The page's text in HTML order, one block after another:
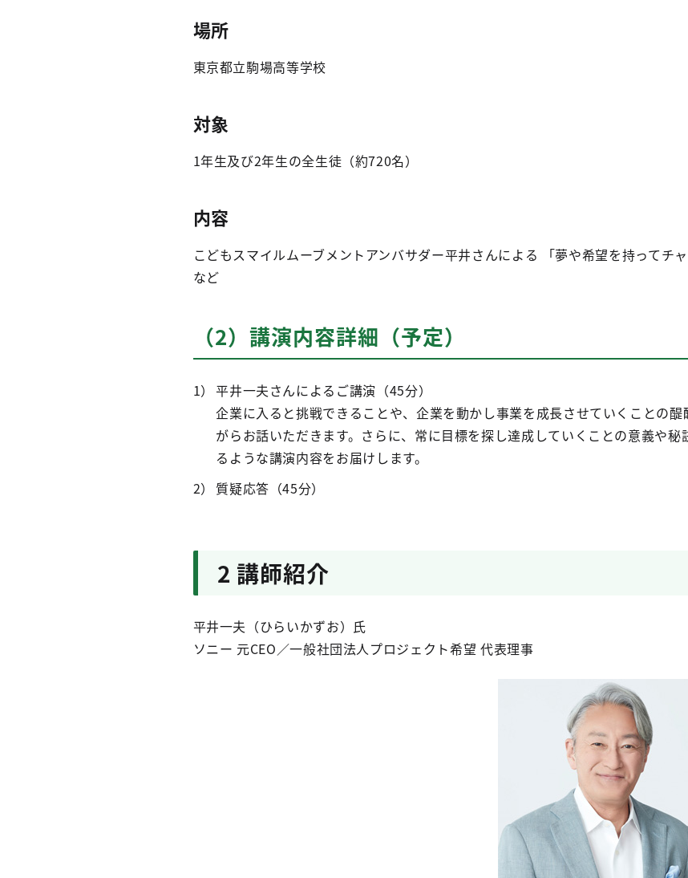
場所
東京都立駒場高等学校
対象
1年生及び2年生の全生徒（約720名）
内容
こどもスマイルムーブメントアンバサダー平井さんによる 「夢や希望を持ってチ
など
（2）講演内容詳細（予定）
平井一夫さんによるご講演（45分）
企業に入ると挑戦できることや、企業を動かし事業を成長させていくことの
がらお話いただきます。さらに、常に目標を探し達成していくことの意義や
るような講演内容をお届けします。
質疑応答（45分）
2 講師紹介
平井一夫（ひらいかずお）氏
ソニー 元CEO／一般社団法人プロジェクト希望 代表理事